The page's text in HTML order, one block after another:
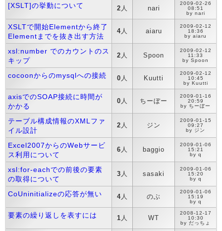
[XSLT]の挙動について 2 人 nari
2009-02-26
08:51
by nari
XSLTで開始Elementから終了
Elementまでを抜き出す方法
4人 aiaru
2009-02-12
18:36
by aiaru
xsl:number でのカウントのス
キップ
2 人 Spoon
2009-02-12
11:33
by Spoon
cocoonからのmysqlへの接続 0 人 Kuutti
2009-02-12
10:45
by Kuutti
axisでのSOAP接続に時間が
かかる
0 人 ちーぼー
2009-01-16
20:59
by ちーぼー
テーブル構成情報のXMLファ
イル設計
2 人 ジン
2009-01-15
09:27
by ジン
Excel2007からのWebサービ
ス利用について
6 人 baggio
2009-01-06
15:21
by q
xsl:for-eachでの前後の要素
の取得について
3 人 sasaki
2009-01-06
15:20
by q
CoUninitializeの応答が無い 4人 のぶ
2009-01-06
15:19
by q
要素の繰り返しを表すには 1 人 WT
2008-12-17
10:30
by だっちょ